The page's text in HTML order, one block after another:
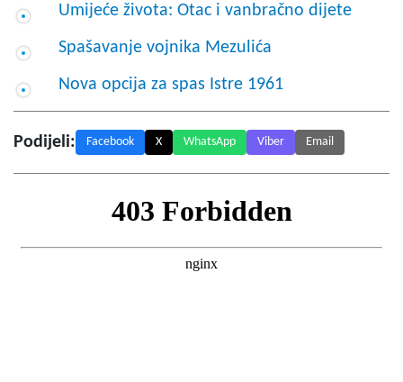
Umijeće života: Otac i vanbračno dijete
Spašavanje vojnika Mezulića
Nova opcija za spas Istre 1961
Podijeli: Facebook X WhatsApp Viber Email